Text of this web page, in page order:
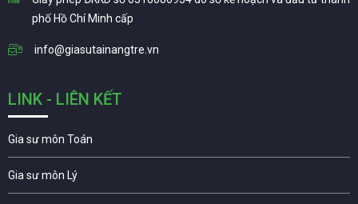
phố Hồ Chí Minh cấp
info@giasutainangtre.vn
LINK - LIÊN KẾT
Gia sư môn Toán
Gia sư môn Lý